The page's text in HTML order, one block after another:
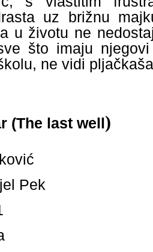
uz brižnu
u životu ne
što imaju
ne vidi
(The last well)
Pek